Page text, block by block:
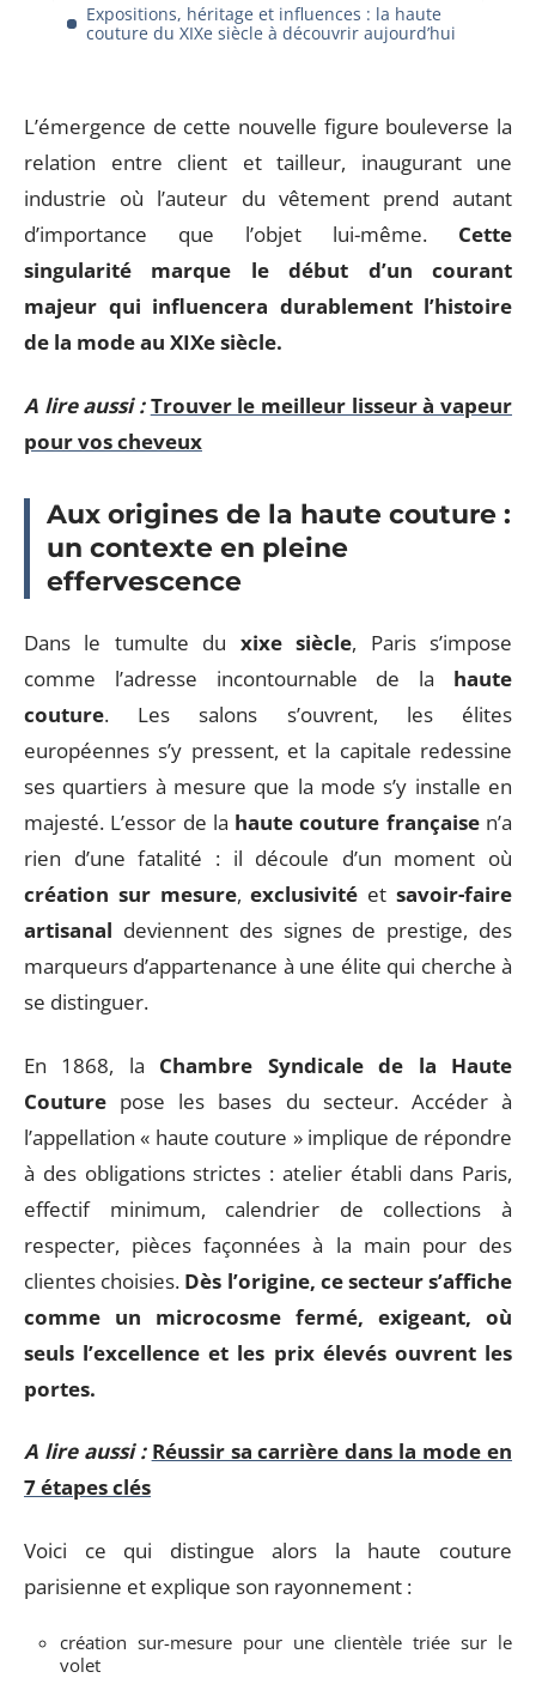
Expositions, héritage et influences : la haute
couture du XIXe siècle à découvrir aujourd’hui
L’émergence de cette nouvelle figure bouleverse la
relation entre client et tailleur, inaugurant une
industrie où l’auteur du vêtement prend autant
d’importance que l’objet lui-même. Cette
singularité marque le début d’un courant
majeur qui influencera durablement l’histoire
de la mode au XIXe siècle.
A lire aussi : Trouver le meilleur lisseur à vapeur
pour vos cheveux
Aux origines de la haute couture :
un contexte en pleine
effervescence
Dans le tumulte du xixe siècle, Paris s’impose
comme l’adresse incontournable de la haute
couture. Les salons s’ouvrent, les élites
européennes s’y pressent, et la capitale redessine
ses quartiers à mesure que la mode s’y installe en
majesté. L’essor de la haute couture françaisen’a
rien d’une fatalité : il découle d’un moment où
création sur mesure,exclusivité etsavoir-faire
artisanal deviennent des signes de prestige, des
marqueurs d’appartenance à une élite qui cherche à
se distinguer.
En 1868, la Chambre Syndicale de la Haute
Couture pose les bases du secteur. Accéder à
l’appellation « haute couture » implique de répondre
à des obligations strictes : atelier établi dans Paris,
effectif minimum, calendrier de collections à
respecter, pièces façonnées à la main pour des
clientes choisies. Dès l’origine, ce secteur s’affiche
comme un microcosme fermé, exigeant, où
seuls l’excellence et les prix élevésouvrent les
portes.
A lire aussi : Réussir sa carrière dans la mode en
7 étapes clés
Voici ce qui distingue alors la haute couture
parisienne et explique son rayonnement :
création sur-mesure pour une clientèle triée sur le
volet